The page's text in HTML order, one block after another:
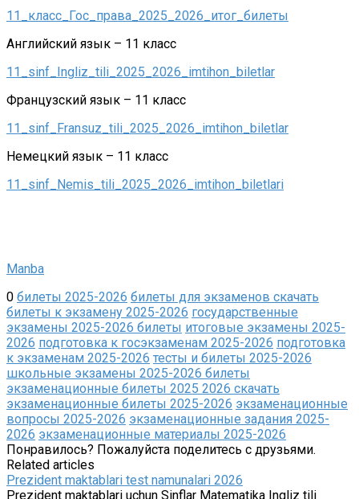
11_класс_Гос_права_2025_2026_итог_билеты
Английский язык – 11 класс
11_sinf_Ingliz_tili_2025_2026_imtihon_biletlar
Французский язык – 11 класс
11_sinf_Fransuz_tili_2025_2026_imtihon_biletlar
Немецкий язык – 11 класс
11_sinf_Nemis_tili_2025_2026_imtihon_biletlari
Manba
0 билеты 2025-2026 билеты для экзаменов скачать
билеты к экзамену 2025-2026 государственные
экзамены 2025-2026 билеты итоговые экзамены 2025-
2026 подготовка к госэкзаменам 2025-2026 подготовка
к экзаменам 2025-2026 тесты и билеты 2025-2026
школьные экзамены 2025-2026 билеты
экзаменационные билеты 2025 2026 скачать
экзаменационные билеты 2025-2026 экзаменационные
вопросы 2025-2026 экзаменационные задания 2025-
2026 экзаменационные материалы 2025-2026
Понравилось? Пожалуйста поделитесь с друзьями.
Related articles
Prezident maktablari test namunalari 2026
Prezident maktablari uchun Sinflar Matematika Ingliz tili